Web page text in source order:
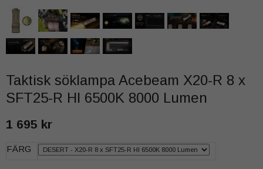
Taktisk söklampa Acebeam X20-R 8 x
SFT25-R HI 6500K 8000 Lumen
1 695 kr
FÄRG